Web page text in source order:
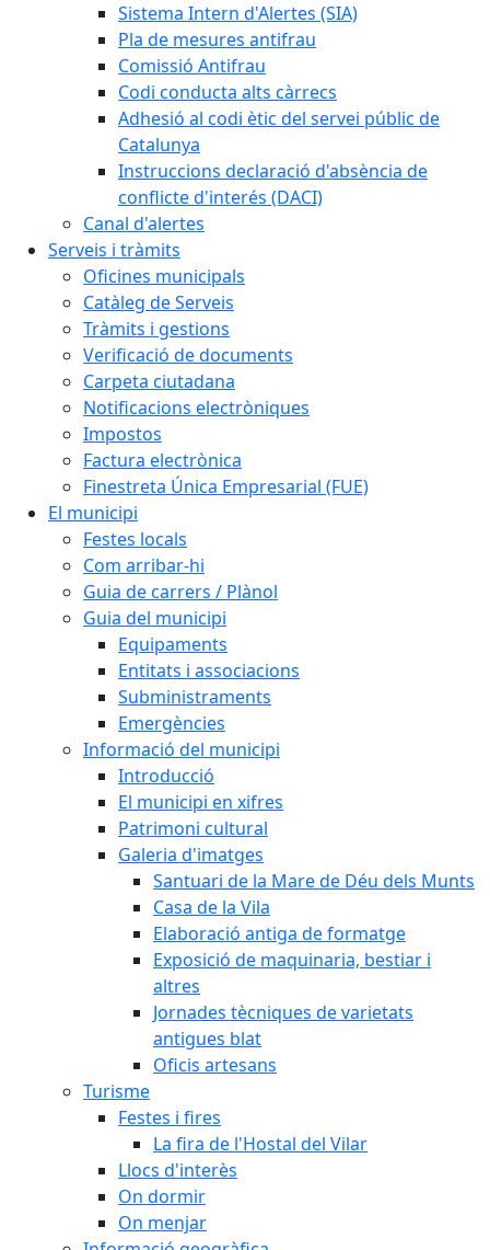
Sistema Intern d'Alertes (SIA)
Pla de mesures antifrau
Comissió Antifrau
Codi conducta alts càrrecs
Adhesió al codi ètic del servei públic de
Catalunya
Instruccions declaració d'absència de
conflicte d'interés (DACI)
Canal d'alertes
Serveis i tràmits
Oficines municipals
Catàleg de Serveis
Tràmits i gestions
Verificació de documents
Carpeta ciutadana
Notificacions electròniques
Impostos
Factura electrònica
Finestreta Única Empresarial (FUE)
El municipi
Festes locals
Com arribar-hi
Guia de carrers / Plànol
Guia del municipi
Equipaments
Entitats i associacions
Subministraments
Emergències
Informació del municipi
Introducció
El municipi en xifres
Patrimoni cultural
Galeria d'imatges
Santuari de la Mare de Déu dels Munts
Casa de la Vila
Elaboració antiga de formatge
Exposició de maquinaria, bestiar i
altres
Jornades tècniques de varietats
antigues blat
Oficis artesans
Turisme
Festes i fires
La fira de l'Hostal del Vilar
Llocs d'interès
On dormir
On menjar